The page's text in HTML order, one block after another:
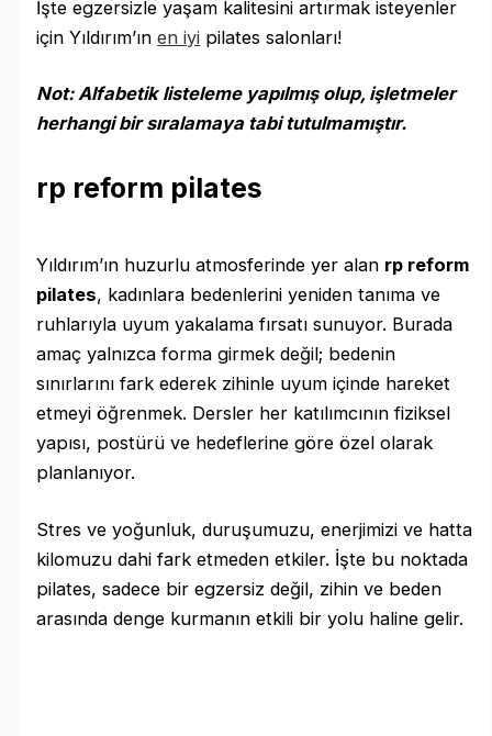
İşte egzersizle yaşam kalitesini artırmak isteyenler
için Yıldırım’ınen iyi pilates salonları!
Not: Alfabetik listeleme yapılmış olup, işletmeler
herhangi bir sıralamaya tabi tutulmamıştır.
rp reform pilates
Yıldırım’ın huzurlu atmosferinde yer alan rp reform
pilates, kadınlara bedenlerini yeniden tanıma ve
ruhlarıyla uyum yakalama fırsatı sunuyor. Burada
amaç yalnızca forma girmek değil; bedenin
sınırlarını fark ederek zihinle uyum içinde hareket
etmeyi öğrenmek. Dersler her katılımcının fiziksel
yapısı, postürü ve hedeflerine göre özel olarak
planlanıyor.
Stres ve yoğunluk, duruşumuzu, enerjimizi ve hatta
kilomuzu dahi fark etmeden etkiler. İşte bu noktada
pilates, sadece bir egzersiz değil, zihin ve beden
arasında denge kurmanın etkili bir yolu haline gelir.